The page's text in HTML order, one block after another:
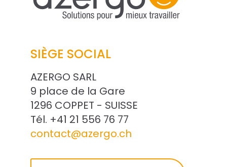
SIÈGE SOCIAL
AZERGO SARL
9 place de la Gare
1296 COPPET - SUISSE
Tél. +41 21 556 76 77
contact@azergo.ch